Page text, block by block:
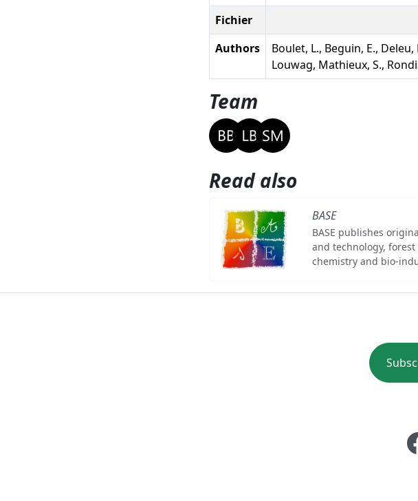
Fichier
Authors
Boulet, L., Beguin, E.,
Louwag, Mathieux, S.,
Team
Read also
BASE
BASE publishes
and technology,
chemistry and bio-